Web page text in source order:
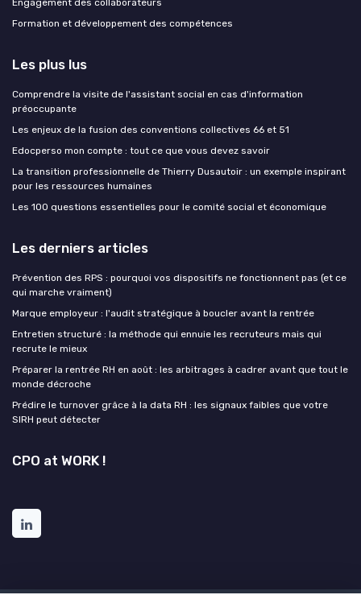
Engagement des collaborateurs
Formation et développement des compétences
Les plus lus
Comprendre la visite de l'assistant social en cas d'information
préoccupante
Les enjeux de la fusion des conventions collectives 66 et 51
Edocperso mon compte : tout ce que vous devez savoir
La transition professionnelle de Thierry Dusautoir : un exemple inspirant
pour les ressources humaines
Les 100 questions essentielles pour le comité social et économique
Les derniers articles
Prévention des RPS : pourquoi vos dispositifs ne fonctionnent pas (et ce
qui marche vraiment)
Marque employeur : l'audit stratégique à boucler avant la rentrée
Entretien structuré : la méthode qui ennuie les recruteurs mais qui
recrute le mieux
Préparer la rentrée RH en août : les arbitrages à cadrer avant que tout le
monde décroche
Prédire le turnover grâce à la data RH : les signaux faibles que votre
SIRH peut détecter
CPO at WORK !